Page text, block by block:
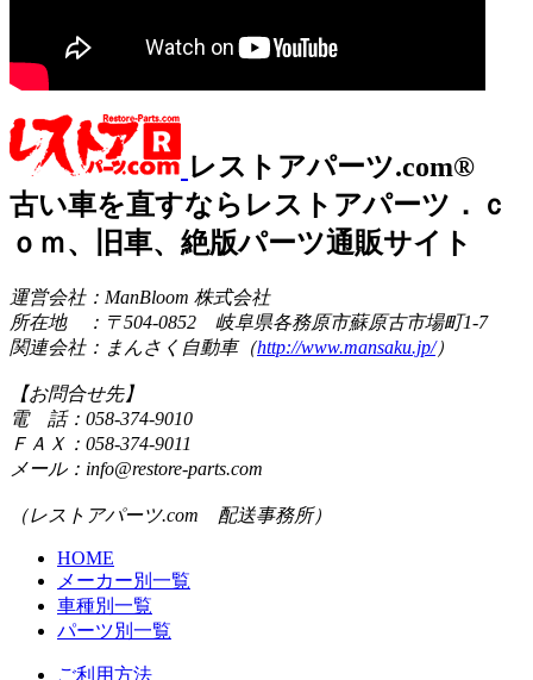
レストアパーツ.com®
古い車を直すならレストアパーツ．ｃ
ｏｍ、旧車、絶版パーツ通販サイト
運営会社：ManBloom 株式会社
所在地 ：〒504-0852 岐阜県各務原市蘇原古市場町1-7
関連会社：まんさく自動車（http://www.mansaku.jp/）
【お問合せ先】
電 話：058-374-9010
ＦＡＸ：058-374-9011
メール：info@restore-parts.com
（レストアパーツ.com 配送事務所）
HOME
メーカー別一覧
車種別一覧
パーツ別一覧
ご利用方法